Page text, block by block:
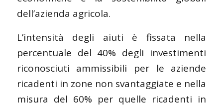
dell’azienda agricola.
L’intensità degli aiuti è fissata nella
percentuale del 40% degli investimenti
riconosciuti ammissibili per le aziende
ricadenti in zone non svantaggiate e nella
misura del 60% per quelle ricadenti in